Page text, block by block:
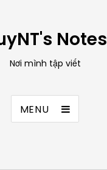
Notes
Nơi mình tập viết
MENU